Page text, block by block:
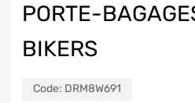
PORTE-
BIKERS
Code: DRM8W691